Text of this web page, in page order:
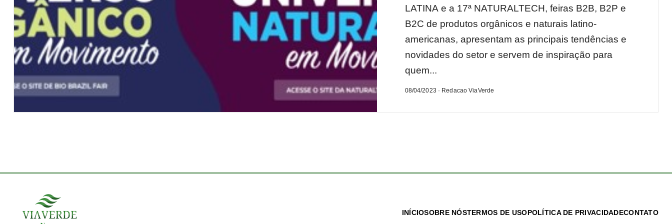
LATINA e a 17ª NATURALTECH, feiras B2B, B2P e
B2C de produtos orgânicos e naturais latino-
americanas, apresentam as principais tendências e
novidades do setor e servem de inspiração para
quem...
08/04/2023 · Redacao ViaVerde
INÍCIOSOBRE NÓSTERMOS DE USOPOLÍTICA DE PRIVACIDADECONTATO